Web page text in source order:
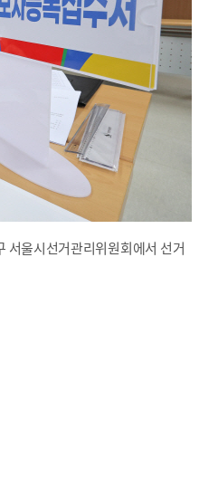
서울시선거관리위원회에서 선거